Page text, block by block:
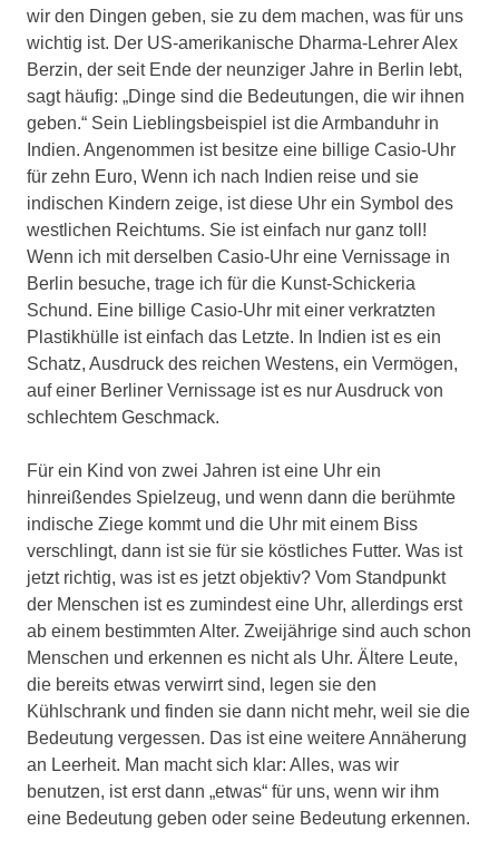
wir den Dingen geben, sie zu dem machen, was für uns
wichtig ist. Der US-amerikanische Dharma-Lehrer Alex
Berzin, der seit Ende der neunziger Jahre in Berlin lebt,
sagt häufig: „Dinge sind die Bedeutungen, die wir ihnen
geben.“ Sein Lieblingsbeispiel ist die Armbanduhr in
Indien. Angenommen ist besitze eine billige Casio-Uhr
für zehn Euro, Wenn ich nach Indien reise und sie
indischen Kindern zeige, ist diese Uhr ein Symbol des
westlichen Reichtums. Sie ist einfach nur ganz toll!
Wenn ich mit derselben Casio-Uhr eine Vernissage in
Berlin besuche, trage ich für die Kunst-Schickeria
Schund. Eine billige Casio-Uhr mit einer verkratzten
Plastikhülle ist einfach das Letzte. In Indien ist es ein
Schatz, Ausdruck des reichen Westens, ein Vermögen,
auf einer Berliner Vernissage ist es nur Ausdruck von
schlechtem Geschmack.
Für ein Kind von zwei Jahren ist eine Uhr ein
hinreißendes Spielzeug, und wenn dann die berühmte
indische Ziege kommt und die Uhr mit einem Biss
verschlingt, dann ist sie für sie köstliches Futter. Was ist
jetzt richtig, was ist es jetzt objektiv? Vom Standpunkt
der Menschen ist es zumindest eine Uhr, allerdings erst
ab einem bestimmten Alter. Zweijährige sind auch schon
Menschen und erkennen es nicht als Uhr. Ältere Leute,
die bereits etwas verwirrt sind, legen sie den
Kühlschrank und finden sie dann nicht mehr, weil sie die
Bedeutung vergessen. Das ist eine weitere Annäherung
an Leerheit. Man macht sich klar: Alles, was wir
benutzen, ist erst dann „etwas“ für uns, wenn wir ihm
eine Bedeutung geben oder seine Bedeutung erkennen.